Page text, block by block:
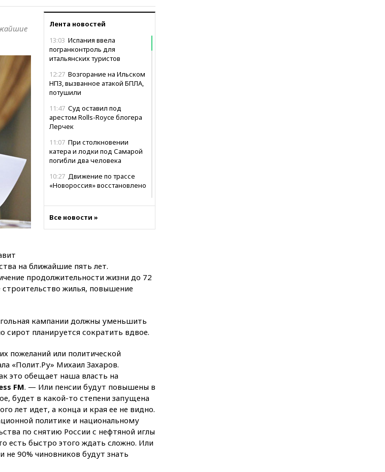
Лента новостей
13:03 Испания ввела
погранконтроль для
итальянских туристов
12:27 Возгорание на Ильском
НПЗ, вызванное атакой БПЛА,
потушили
11:47 Суд оставил под
арестом Rolls-Royce блогера
Лерчек
11:07 При столкновении
катера и лодки под Самарой
погибли два человека
10:27 Движение по трассе
«Новороссия» восстановлено
территорией РФ
08:57Собянин сообщил о
девяти БПЛА, сбитых на
подлете к Москве
регионами
08:16Лукашенко призвал
селах
Нигерия стала
крупнейшим поставщиком
авиатоплива в Европу
обсуждают координацию
усилий против наркотрафика
ВМС Испании усилили
присутствие в Сеуте на фоне
миграционного кризиса
Все новости »
на ближайшие пять лет.
продолжительности жизни до 72
строительство жилья, повышение
кампании должны уменьшить
планируется сократить вдвое.
пожеланий или политической
«Полит.Ру» Михаил Захаров.
это обещает наша власть на
FM. — Или пенсии будут повышены в
будет в какой-то степени запущена
лет идет, а конца и края ее не видно.
политике и национальному
по снятию России с нефтяной иглы
есть быстро этого ждать сложно. Или
90% чиновников будут знать